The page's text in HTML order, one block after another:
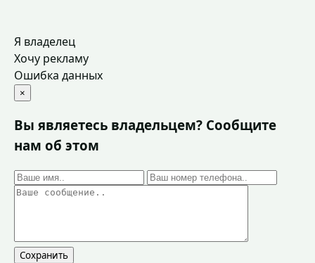
Я владелец
Хочу рекламу
Ошибка данных
×
Вы являетесь владельцем? Сообщите
нам об этом
Сохранить